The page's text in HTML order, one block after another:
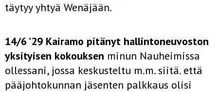
täytyy yhtyä Wenäjään.
14/6 ’29 Kairamo pitänyt hallintoneuvoston
yksityisen kokouksen minun Nauheimissa
ollessani, jossa keskusteltu m.m. siitä. että
pääjohtokunnan jäsenten palkkaus olisi